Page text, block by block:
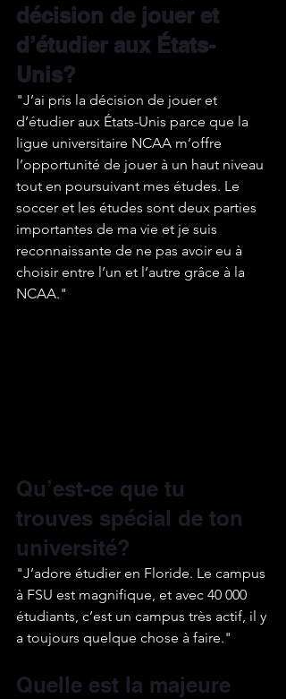
décision de jouer et
d’étudier aux États-
Unis?
"J’ai pris la décision de jouer et
d’étudier aux États-Unis parce que la
ligue universitaire NCAA m’offre
l’opportunité de jouer à un haut niveau
tout en poursuivant mes études. Le
soccer et les études sont deux parties
importantes de ma vie et je suis
reconnaissante de ne pas avoir eu à
choisir entre l’un et l’autre grâce à la
NCAA."
Qu’est-ce que tu
trouves spécial de ton
université?
"J’adore étudier en Floride. Le campus
à FSU est magnifique, et avec 40 000
étudiants, c’est un campus très actif, il y
a toujours quelque chose à faire."
Quelle est la majeure